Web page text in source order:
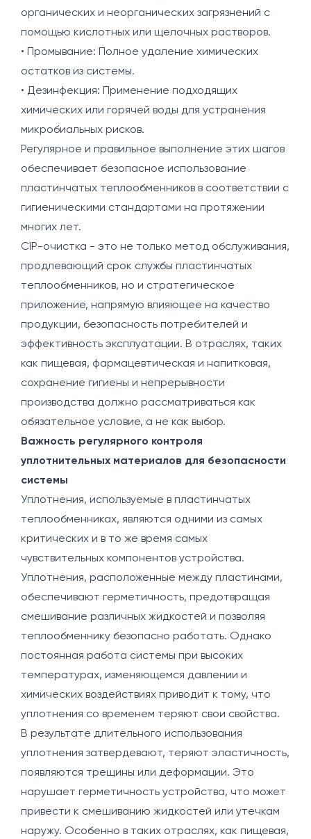
органических и неорганических загрязнений с
помощью кислотных или щелочных растворов.
• Промывание: Полное удаление химических
остатков из системы.
• Дезинфекция: Применение подходящих
химических или горячей воды для устранения
микробиальных рисков.
Регулярное и правильное выполнение этих шагов
обеспечивает безопасное использование
пластинчатых теплообменников в соответствии с
гигиеническими стандартами на протяжении
многих лет.
CIP-очистка - это не только метод обслуживания,
продлевающий срок службы пластинчатых
теплообменников, но и стратегическое
приложение, напрямую влияющее на качество
продукции, безопасность потребителей и
эффективность эксплуатации. В отраслях, таких
как пищевая, фармацевтическая и напитковая,
сохранение гигиены и непрерывности
производства должно рассматриваться как
обязательное условие, а не как выбор.
Важность регулярного контроля
уплотнительных материалов для безопасности
системы
Уплотнения, используемые в пластинчатых
теплообменниках, являются одними из самых
критических и в то же время самых
чувствительных компонентов устройства.
Уплотнения, расположенные между пластинами,
обеспечивают герметичность, предотвращая
смешивание различных жидкостей и позволяя
теплообменнику безопасно работать. Однако
постоянная работа системы при высоких
температурах, изменяющемся давлении и
химических воздействиях приводит к тому, что
уплотнения со временем теряют свои свойства.
В результате длительного использования
уплотнения затвердевают, теряют эластичность,
появляются трещины или деформации. Это
нарушает герметичность устройства, что может
привести к смешиванию жидкостей или утечкам
наружу. Особенно в таких отраслях, как пищевая,